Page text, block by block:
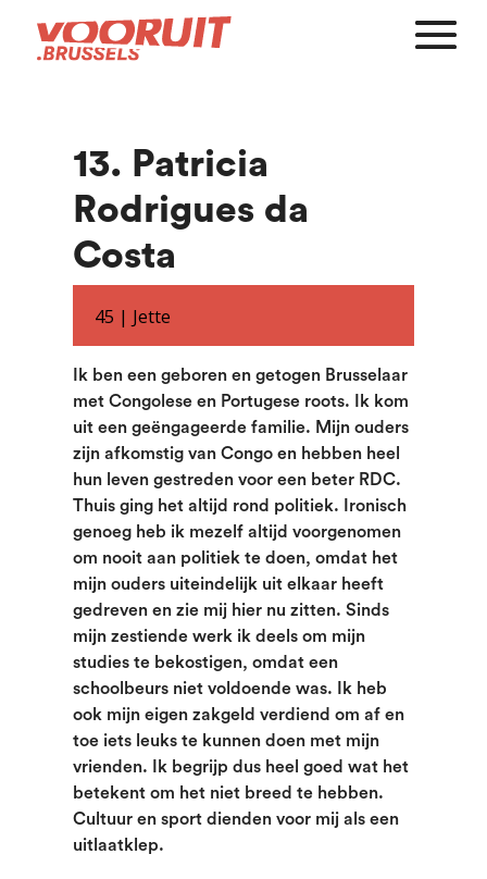
13. Patricia
Rodrigues da
Costa
45 | Jette
Ik ben een geboren en getogen Brusselaar
met Congolese en Portugese roots. Ik kom
uit een geëngageerde familie. Mijn ouders
zijn afkomstig van Congo en hebben heel
hun leven gestreden voor een beter RDC.
Thuis ging het altijd rond politiek. Ironisch
genoeg heb ik mezelf altijd voorgenomen
om nooit aan politiek te doen, omdat het
mijn ouders uiteindelijk uit elkaar heeft
gedreven en zie mij hier nu zitten. Sinds
mijn zestiende werk ik deels om mijn
studies te bekostigen, omdat een
schoolbeurs niet voldoende was. Ik heb
ook mijn eigen zakgeld verdiend om af en
toe iets leuks te kunnen doen met mijn
vrienden. Ik begrijp dus heel goed wat het
betekent om het niet breed te hebben.
Cultuur en sport dienden voor mij als een
uitlaatklep.